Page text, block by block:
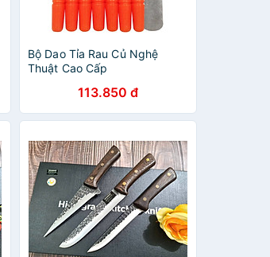
Bộ Dao Tỉa Rau Củ Nghệ
Thuật Cao Cấp
113.850 đ